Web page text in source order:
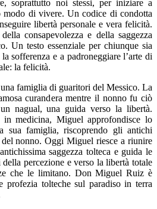
soprattutto noi stessi, per iniziare a
modo di vivere. Un codice di condotta
libertà personale e vera felicità.
consapevolezza e della saggezza
Un testo essenziale per chiunque sia
sofferenza e a padroneggiare l’arte di
la felicità.
famiglia di guaritori del Messico. La
curandera mentre il nonno fu ciò
nagual, una guida verso la libertà.
medicina, Miguel approfondisce lo
sua famiglia, riscoprendo gli antichi
nonno. Oggi Miguel riesce a riunire
saggezza tolteca e guida le
percezione e verso la libertà totale
che le limitano. Don Miguel Ruiz è
profezia tolteche sul paradiso in terra